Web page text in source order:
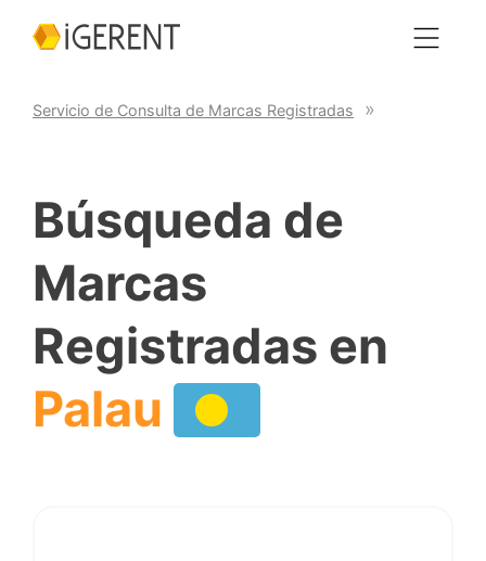
Servicio de Consulta de Marcas Registradas
Búsqueda de
Marcas
Registradas en
Palau